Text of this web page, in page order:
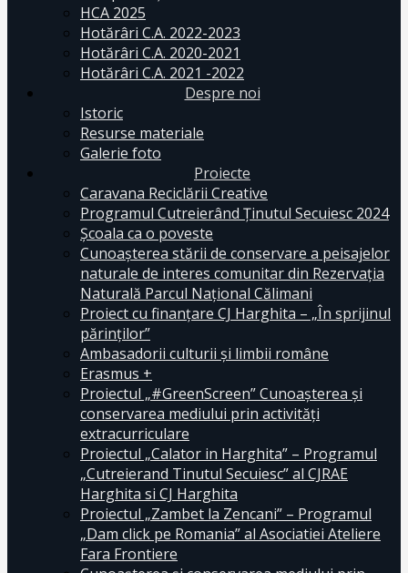
HCA 2025
Hotărâri C.A. 2022-2023
Hotărâri C.A. 2020-2021
Hotărâri C.A. 2021 -2022
Despre noi
Istoric
Resurse materiale
Galerie foto
Proiecte
Caravana Reciclării Creative
Programul Cutreierând Ținutul Secuiesc 2024
Școala ca o poveste
Cunoaşterea stării de conservare a peisajelor
naturale de interes comunitar din Rezervaţia
Naturală Parcul Naţional Călimani
Proiect cu finanţare CJ Harghita – „În sprijinul
părinţilor”
Ambasadorii culturii și limbii române
Erasmus +
Proiectul „#GreenScreen” Cunoașterea şi
conservarea mediului prin activităţi
extracurriculare
Proiectul „Calator in Harghita” – Programul
„Cutreierand Tinutul Secuiesc” al CJRAE
Harghita si CJ Harghita
Proiectul „Zambet la Zencani” – Programul
„Dam click pe Romania” al Asociatiei Ateliere
Fara Frontiere